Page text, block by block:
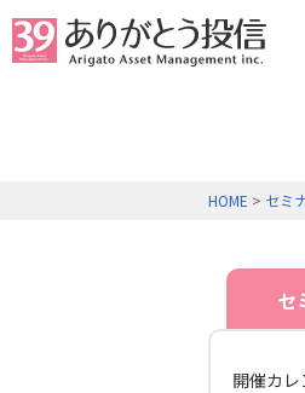
HOME > セミ
セ
開催カレ